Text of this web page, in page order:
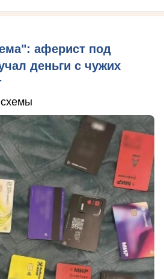
аферист под
деньги с чужих